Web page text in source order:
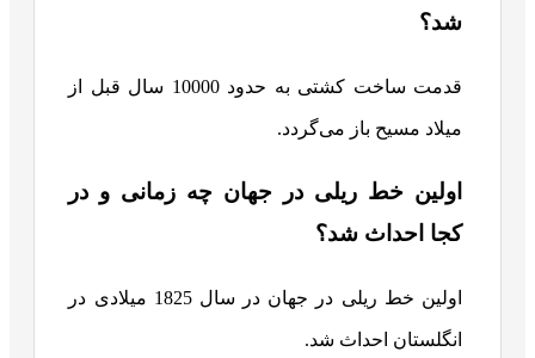
شد؟
قدمت ساخت کشتی به حدود 10000 سال قبل از
میلاد مسیح باز می‌گردد.
اولین خط ریلی در جهان چه زمانی و در
کجا احداث شد؟
اولین خط ریلی در جهان در سال 1825 میلادی در
انگلستان احداث شد.